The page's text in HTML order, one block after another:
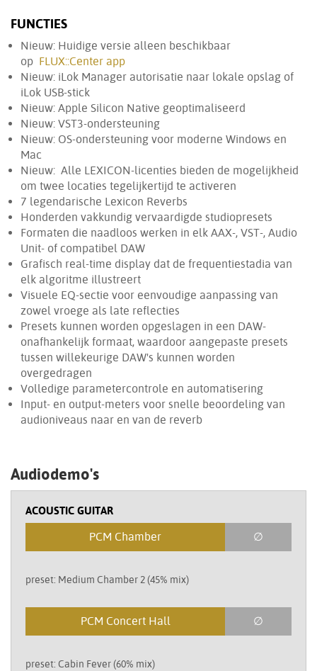
FUNCTIES
Nieuw: Huidige versie alleen beschikbaar
op FLUX::Center app
Nieuw: iLok Manager autorisatie naar lokale opslag of
iLok USB-stick
Nieuw: Apple Silicon Native geoptimaliseerd
Nieuw: VST3-ondersteuning
Nieuw: OS-ondersteuning voor moderne Windows en
Mac
Nieuw: Alle LEXICON-licenties bieden de mogelijkheid
om twee locaties tegelijkertijd te activeren
7 legendarische Lexicon Reverbs
Honderden vakkundig vervaardigde studiopresets
Formaten die naadloos werken in elk AAX-, VST-, Audio
Unit- of compatibel DAW
Grafisch real-time display dat de frequentiestadia van
elk algoritme illustreert
Visuele EQ-sectie voor eenvoudige aanpassing van
zowel vroege als late reflecties
Presets kunnen worden opgeslagen in een DAW-
onafhankelijk formaat, waardoor aangepaste presets
tussen willekeurige DAW's kunnen worden
overgedragen
Volledige parametercontrole en automatisering
Input- en output-meters voor snelle beoordeling van
audioniveaus naar en van de reverb
Audiodemo's
ACOUSTIC GUITAR
PCM Chamber ∅
preset: Medium Chamber 2 (45% mix)
PCM Concert Hall ∅
preset: Cabin Fever (60% mix)